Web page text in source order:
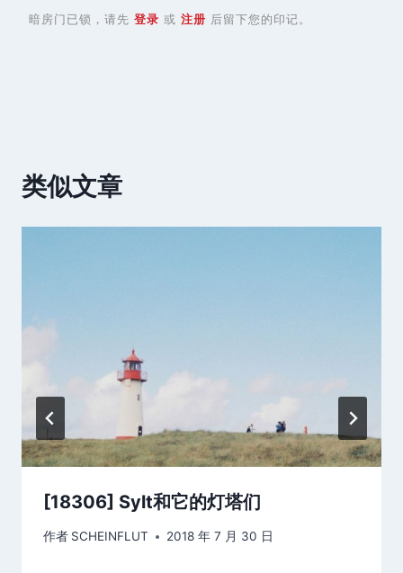
暗房门已锁，请先 登录 或 注册 后留下您的印记。
类似文章
[18306] Sylt和它的灯塔们
作者 SCHEINFLUT 2018 年 7 月 30 日